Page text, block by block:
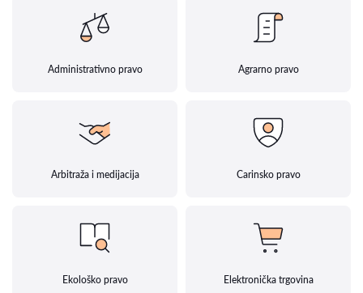
Administrativno pravo Agrarno pravo
Arbitraža i medijacija Carinsko pravo
Ekološko pravo Elektronička trgovina